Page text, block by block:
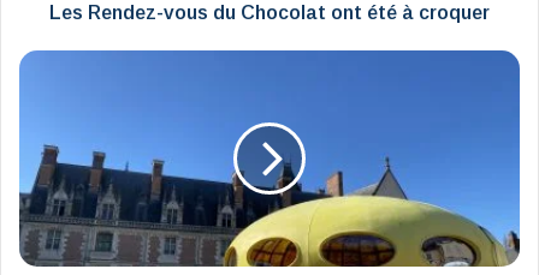
Les Rendez-vous du Chocolat ont été à croquer
Quel
posé
devant
le
château
de